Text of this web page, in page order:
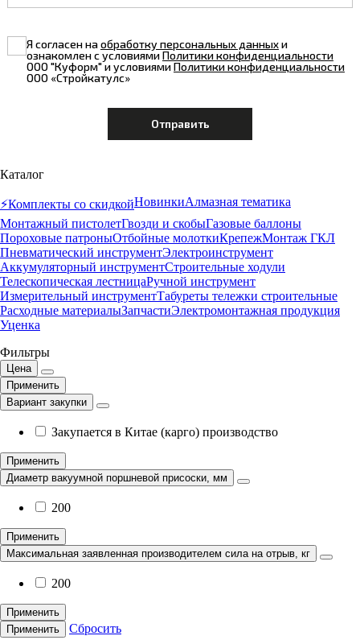
Я согласен наобработку персональных данныхи
ознакомлен с условиямиПолитики конфиденциальности
ООО "Куформ" и условиямиПолитики конфиденциальности
ООО «Стройкатулс»
Каталог
⚡️Комплекты со скидкойНовинкиАлмазная тематика
Монтажный пистолетГвозди и скобыГазовые баллоны
Пороховые патроныОтбойные молоткиКрепежМонтаж ГКЛ
Пневматический инструментЭлектроинструмент
Аккумуляторный инструментСтроительные ходули
Телескопическая лестницаРучной инструмент
Измерительный инструментТабуреты тележки строительные
Расходные материалыЗапчастиЭлектромонтажная продукция
Уценка
Фильтры
Цена
Применить
Вариант закупки
Закупается в Китае (карго) производство
Применить
Диаметр вакуумной поршневой присоски, мм
200
Применить
Максимальная заявленная производителем сила на отрыв, кг
200
Применить
Применить
Сбросить